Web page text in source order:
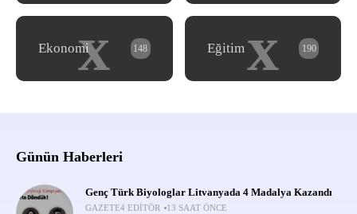
x
Ekonomi 148 x
Eğitim 190
Günün Haberleri
Genç Türk Biyologlar Litvanyada 4 Madalya Kazandı
GAZETE4 EDITÖR 13 SAAT ÖNCE